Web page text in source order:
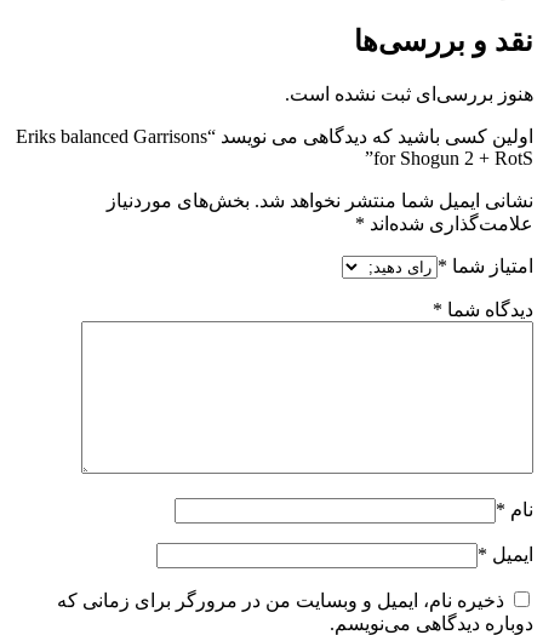
نقد و بررسی‌ها
هنوز بررسی‌ای ثبت نشده است.
اولین کسی باشید که دیدگاهی می نویسد “Eriks balanced Garrisons
for Shogun 2 + RotS”
نشانی ایمیل شما منتشر نخواهد شد. بخش‌های موردنیاز
علامت‌گذاری شده‌اند *
امتیاز شما *
دیدگاه شما *
نام *
ایمیل *
ذخیره نام، ایمیل و وبسایت من در مرورگر برای زمانی که
دوباره دیدگاهی می‌نویسم.